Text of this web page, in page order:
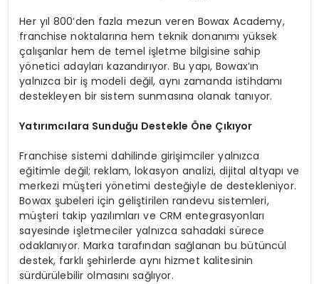
Her yıl 800’den fazla mezun veren Bowax Academy,
franchise noktalarına hem teknik donanımı yüksek
çalışanlar hem de temel işletme bilgisine sahip
yönetici adayları kazandırıyor. Bu yapı, Bowax’ın
yalnızca bir iş modeli değil, aynı zamanda istihdamı
destekleyen bir sistem sunmasına olanak tanıyor.
Yatırımcılara Sunduğu Destekle Öne Çıkıyor
Franchise sistemi dahilinde girişimciler yalnızca
eğitimle değil; reklam, lokasyon analizi, dijital altyapı ve
merkezi müşteri yönetimi desteğiyle de destekleniyor.
Bowax şubeleri için geliştirilen randevu sistemleri,
müşteri takip yazılımları ve CRM entegrasyonları
sayesinde işletmeciler yalnızca sahadaki sürece
odaklanıyor. Marka tarafından sağlanan bu bütüncül
destek, farklı şehirlerde aynı hizmet kalitesinin
sürdürülebilir olmasını sağlıyor.